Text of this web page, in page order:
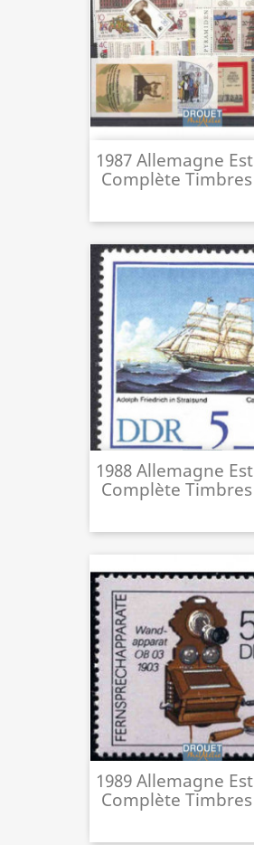
1987 Allemagne
Complète
1988 Allemagne
Complète
1989 Allemagne
Complète